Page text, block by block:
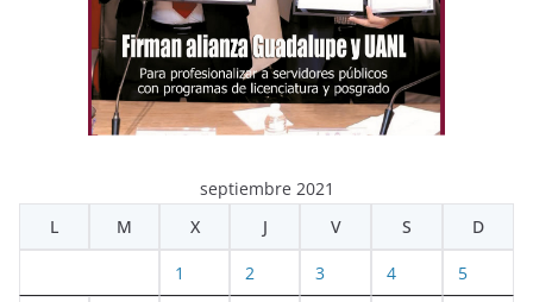
septiembre 2021
L
M X J V S D
1 2 3 4 5